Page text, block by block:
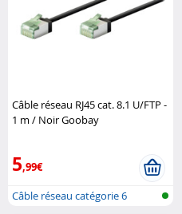
Câble réseau RJ45 cat. 8.1 U/FTP -
1 m / Noir Goobay
5,99€
Câble réseau catégorie 6